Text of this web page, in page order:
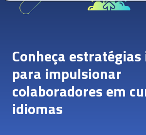
Conheça
para impulsionar
colaboradores em
idiomas